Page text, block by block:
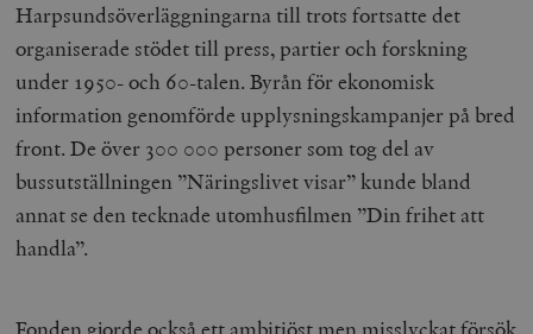
Harpsundsöverläggningarna till trots fortsatte det
organiserade stödet till press, partier och forskning
under 1950- och 60-talen. Byrån för ekonomisk
information genomförde upplysningskampanjer på bred
front. De över 300 000 personer som tog del av
bussutställningen ”Näringslivet visar” kunde bland
annat se den tecknade utomhusfilmen ”Din frihet att
handla”.